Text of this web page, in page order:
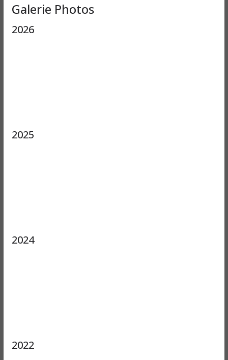
Galerie Photos
2026
2025
2024
2022